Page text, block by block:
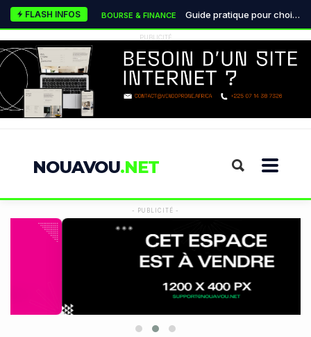
FLASH INFOS BOURSE & FINANCE Guide pratique pour choisir le partenaire bancaire idéal de son entreprise en Côte d'Ivoire
BOURSE & FINANCE Les monnaies numériques des banques centrales transforment radicalement le système financier mondial
POLITIQUE & INSTITUTIONS La lutte mondiale contre la désinformation devient une urgence absolue pour les démocraties
TECH & INNOVATION Pourquoi la data visualisation est devenue indispensable pour les décideurs modernes
PUBLICITÉ
NOUAVOU.NET
- PUBLICITÉ -